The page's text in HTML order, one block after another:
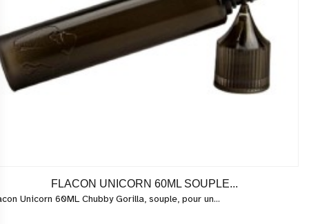
FLACON UNICORN 60ML SOUPLE...
Unicorn 60ML Chubby Gorilla, souple, pour un...